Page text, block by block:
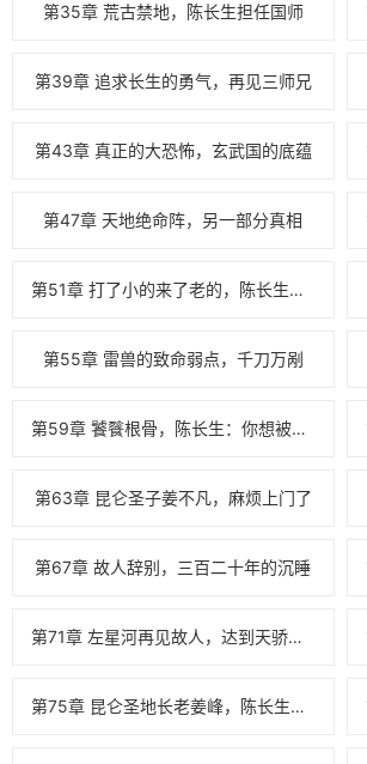
第35章 荒古禁地，陈长生担任国师
第39章 追求长生的勇气，再见三师兄
第43章 真正的大恐怖，玄武国的底蕴
第47章 天地绝命阵，另一部分真相
第51章 打了小的来了老的，陈长生：它凭什么！
第55章 雷兽的致命弱点，千刀万剐
第59章 饕餮根骨，陈长生：你想被做成什么口味？
第63章 昆仑圣子姜不凡，麻烦上门了
第67章 故人辞别，三百二十年的沉睡
第71章 左星河再见故人，达到天骄大会
第75章 昆仑圣地长老姜峰，陈长生忽悠“小孩子”